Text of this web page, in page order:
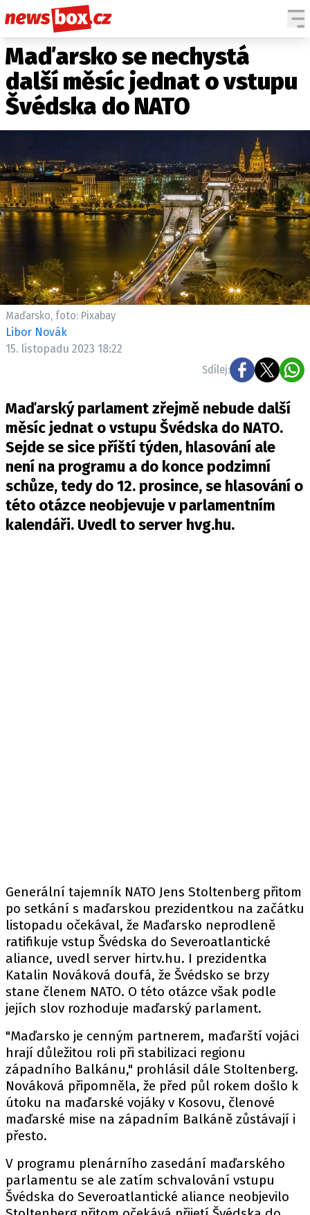
DOMÁCÍ
ZAHRANIČÍ
POČASÍ
KRIMI
KULTURA
SPOLEČNOST
SPORT
ČESKÉ CELEBRITY
SVĚTOVÉ CELEBRITY
SLEDUJTE NÁS NA|
Máte příběh, fotku nebo video?
Pošlete e-mail na newsbox.cz
KONTAKT
VYDAVATEL
INZERCE
OSOBNÍ ÚDAJE / COOKIES
VOLNÁ MÍSTA
Maďarsko se nechystá
další měsíc jednat o vstupu
Švédska do NATO
Maďarsko, foto: Pixabay
Libor Novák
15. listopadu 2023 18:22
Sdílej:
Maďarský parlament zřejmě nebude další
měsíc jednat o vstupu Švédska do NATO.
Sejde se sice příští týden, hlasování ale
není na programu a do konce podzimní
schůze, tedy do 12. prosince, se hlasování o
této otázce neobjevuje v parlamentním
kalendáři. Uvedl to server hvg.hu.
Generální tajemník NATO Jens Stoltenberg přitom
po setkání s maďarskou prezidentkou na začátku
listopadu očekával, že Maďarsko neprodleně
ratifikuje vstup Švédska do Severoatlantické
aliance, uvedl server hirtv.hu. I prezidentka
Katalin Nováková doufá, že Švédsko se brzy
stane členem NATO. O této otázce však podle
jejích slov rozhoduje maďarský parlament.
"Maďarsko je cenným partnerem, maďarští vojáci
hrají důležitou roli při stabilizaci regionu
západního Balkánu," prohlásil dále Stoltenberg.
Nováková připomněla, že před půl rokem došlo k
útoku na maďarské vojáky v Kosovu, členové
maďarské mise na západním Balkáně zůstávají i
přesto.
V programu plenárního zasedání maďarského
parlamentu se ale zatím schvalování vstupu
Švédska do Severoatlantické aliance neobjevilo